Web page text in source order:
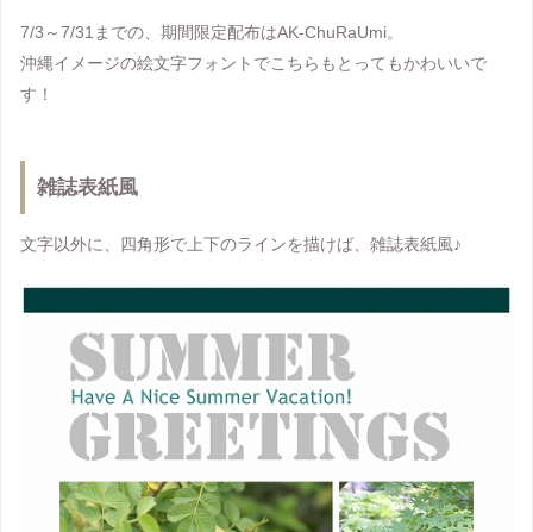
7/3～7/31までの、期間限定配布はAK-ChuRaUmi。
沖縄イメージの絵文字フォントでこちらもとってもかわいいで
す！
雑誌表紙風
文字以外に、四角形で上下のラインを描けば、雑誌表紙風♪